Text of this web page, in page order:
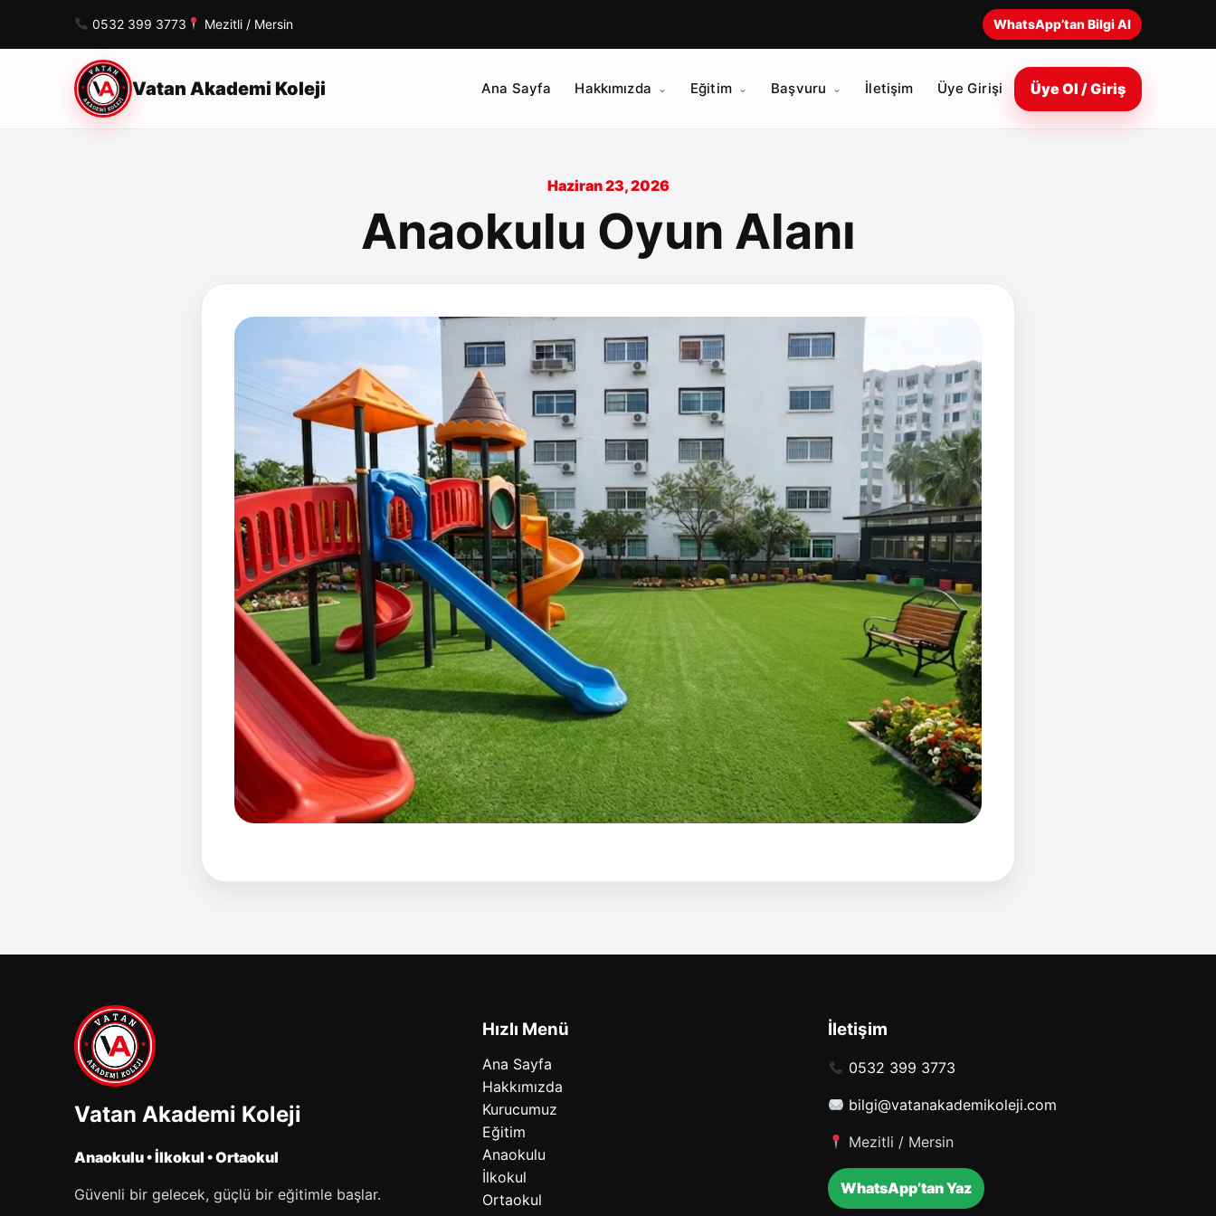
0532 399 3773 Mezitli / Mersin WhatsApp’tan Bilgi Al
Vatan Akademi Koleji Ana Sayfa Hakkımızda Eğitim Başvuru İletişim Üye Girişi Üye Ol / Giriş
Haziran 23, 2026
Anaokulu Oyun Alanı
Vatan Akademi Koleji
Anaokulu • İlkokul • Ortaokul
Güvenli bir gelecek, güçlü bir eğitimle başlar.
Hızlı Menü
Ana Sayfa
Hakkımızda
Kurucumuz
Eğitim
Anaokulu
İlkokul
Ortaokul
İletişim
0532 399 3773
bilgi@vatanakademikoleji.com
Mezitli / Mersin
WhatsApp’tan Yaz